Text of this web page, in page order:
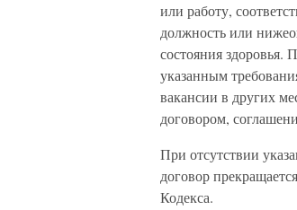
или работу,
должность или
состояния здоровья.
указанным
вакансии в других
договором,
При отсутствии
договор
Кодекса.